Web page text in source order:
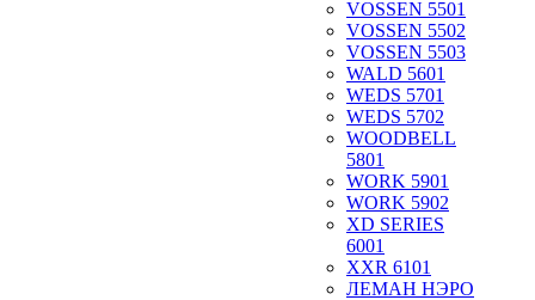
VOSSEN 5501
VOSSEN 5502
VOSSEN 5503
WALD 5601
WEDS 5701
WEDS 5702
WOODBELL
5801
WORK 5901
WORK 5902
XD SERIES
6001
XXR 6101
ЛЕМАН НЭРО